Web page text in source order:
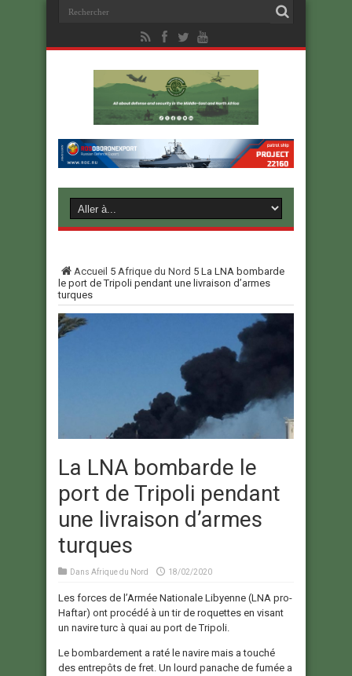
Accueil 5 Afrique du Nord 5 La LNA bombarde
le port de Tripoli pendant une livraison d’armes
turques
La LNA bombarde le
port de Tripoli pendant
une livraison d’armes
turques
Dans Afrique du Nord 18/02/2020
Les forces de l’Armée Nationale Libyenne (LNA pro-
Haftar) ont procédé à un tir de roquettes en visant
un navire turc à quai au port de Tripoli.
Le bombardement a raté le navire mais a touché
des entrepôts de fret. Un lourd panache de fumée a